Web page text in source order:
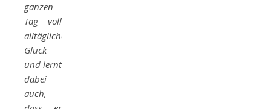
ganzen
Tag voll
alltäglichem
Glück
und lernt
dabei
auch,